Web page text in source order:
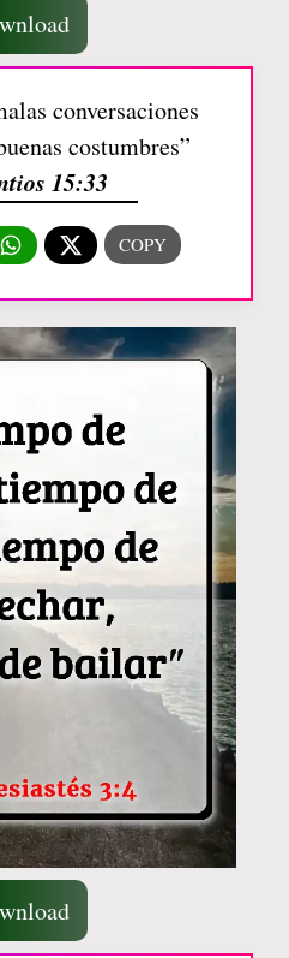
conversaciones
costumbres”
15:33